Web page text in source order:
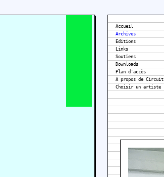
Accueil
Archives
Editions
Links
Soutiens
Downloads
Plan d'accès
A propos de Circuit